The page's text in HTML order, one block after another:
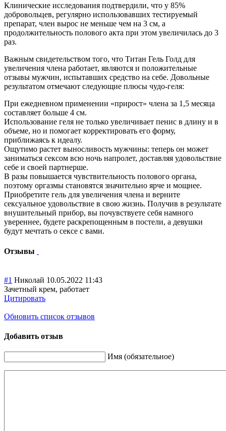
Клинические исследования подтвердили, что у 85%
добровольцев, регулярно использовавших тестируемый
препарат, член вырос не меньше чем на 3 см, а
продолжительность полового акта при этом увеличилась до 3
раз.
Важным свидетельством того, что Титан Гель Голд для
увеличения члена работает, являются и положительные
отзывы мужчин, испытавших средство на себе. Довольные
результатом отмечают следующие плюсы чудо-геля:
При ежедневном применении «прирост» члена за 1,5 месяца
составляет больше 4 см.
Использование геля не только увеличивает пенис в длину и в
объеме, но и помогает корректировать его форму,
приближаясь к идеалу.
Ощутимо растет выносливость мужчины: теперь он может
заниматься сексом всю ночь напролет, доставляя удовольствие
себе и своей партнерше.
В разы повышается чувствительность полового органа,
поэтому оргазмы становятся значительно ярче и мощнее.
Приобретите гель для увеличения члена и верните
сексуальное удовольствие в свою жизнь. Получив в результате
внушительный прибор, вы почувствуете себя намного
увереннее, будете раскрепощенным в постели, а девушки
будут мечтать о сексе с вами.
Отзывы
#1 Николай 10.05.2022 11:43
Зачетный крем, работает
Цитировать
Обновить список отзывов
Добавить отзыв
Имя (обязательное)